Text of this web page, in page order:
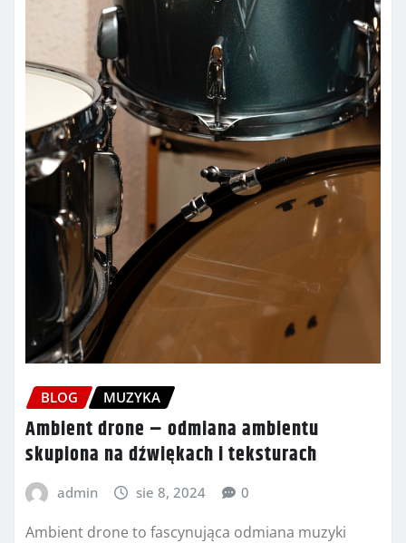
BLOG MUZYKA
Ambient drone – odmiana ambientu
skupiona na dźwiękach i teksturach
admin sie 8, 2024 0
Ambient drone to fascynująca odmiana muzyki